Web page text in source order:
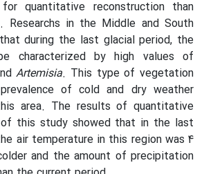
quantitative reconstruction than
Researchs in the Middle and South
during the last glacial period, the
characterized by high values of
Artemisia. This type of vegetation
of cold and dry weather
area. The results of quantitative
this study showed that in the last
air temperature in this region was 4
and the amount of precipitation